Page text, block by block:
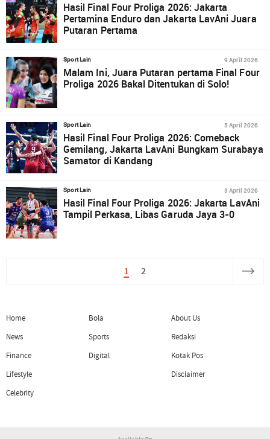
Hasil Final Four Proliga 2026: Jakarta
Pertamina Enduro dan Jakarta LavAni Juara
Putaran Pertama
Sport Lain 9 April 2026
Malam Ini, Juara Putaran pertama Final Four
Proliga 2026 Bakal Ditentukan di Solo!
Sport Lain 5 April 2026
Hasil Final Four Proliga 2026: Comeback
Gemilang, Jakarta LavAni Bungkam Surabaya
Samator di Kandang
Sport Lain 3 April 2026
Hasil Final Four Proliga 2026: Jakarta LavAni
Tampil Perkasa, Libas Garuda Jaya 3-0
1 2
Home
News
Finance
Lifestyle
Celebrity
Bola
Sports
Digital
About Us
Redaksi
Kotak Pos
Disclaimer